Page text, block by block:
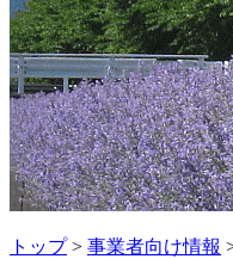
トップ> 事業者向け情報